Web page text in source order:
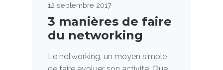
12 septembre 2017
3 manières de faire
du networking
Le networking, un moyen simple